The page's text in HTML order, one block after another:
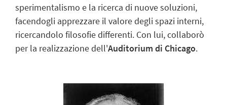
sperimentalismo e la ricerca di nuove soluzioni,
facendogli apprezzare il valore degli spazi interni,
ricercandolo filosofie differenti. Con lui, collaborò
per la realizzazione dell'Auditorium di Chicago.